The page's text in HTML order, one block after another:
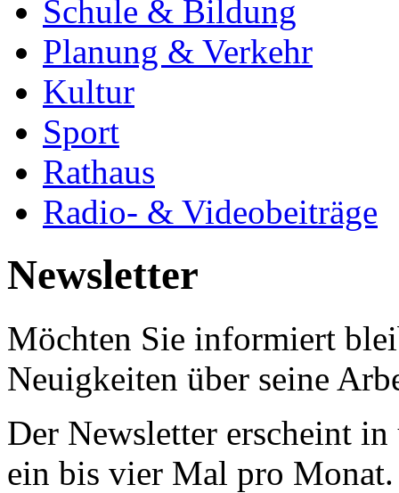
Schule & Bildung
Planung & Verkehr
Kultur
Sport
Rathaus
Radio- & Videobeiträge
Newsletter
Möchten Sie informiert
Neuigkeiten über seine
Der Newsletter erscheint
ein bis vier Mal pro Monat.